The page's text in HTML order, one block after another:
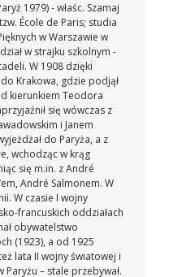
1979) - właśc. Szamaj
École de Paris; studia
w Warszawie w
w strajku szkolnym -
W 1908 dzięki
Krakowa, gdzie podjął
kierunkiem Teodora
się wówczas z
i Janem
do Paryża, a z
wchodząc w krąg
się m.in. z André
André Salmonem. W
W czasie I wojny
francuskich oddziałach
obywatelstwo
(1923), a od 1925
lata II wojny światowej i
– stale przebywał.